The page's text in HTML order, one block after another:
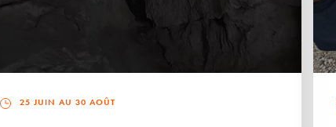
25 JUIN AU 30 AOÛT